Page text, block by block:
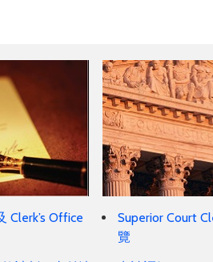
Clerk’s Office
Superior Court
覽